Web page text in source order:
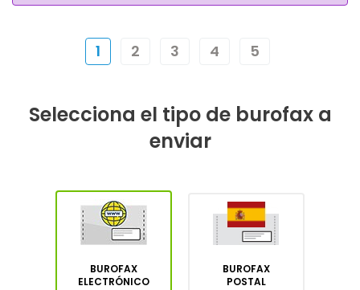
1 2 3 4 5
Selecciona el tipo de burofax a
enviar
BUROFAX
ELECTRÓNICO
BUROFAX
POSTAL